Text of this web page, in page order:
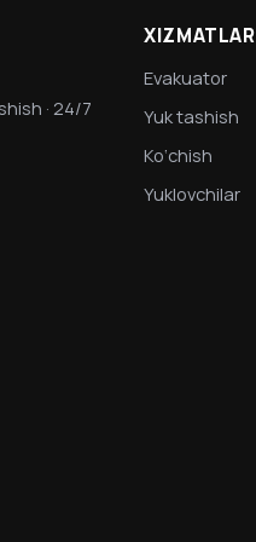
· 24/7
XIZMATLAR
Evakuator
Yuk tashish
Ko‘chish
Yuklovchilar